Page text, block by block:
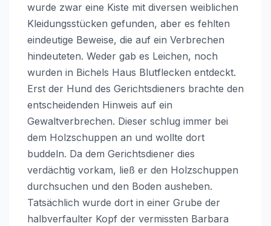
wurde zwar eine Kiste mit diversen weiblichen
Kleidungsstücken gefunden, aber es fehlten
eindeutige Beweise, die auf ein Verbrechen
hindeuteten. Weder gab es Leichen, noch
wurden in Bichels Haus Blutflecken entdeckt.
Erst der Hund des Gerichtsdieners brachte den
entscheidenden Hinweis auf ein
Gewaltverbrechen. Dieser schlug immer bei
dem Holzschuppen an und wollte dort
buddeln. Da dem Gerichtsdiener dies
verdächtig vorkam, ließ er den Holzschuppen
durchsuchen und den Boden ausheben.
Tatsächlich wurde dort in einer Grube der
halbverfaulter Kopf der vermissten Barbara